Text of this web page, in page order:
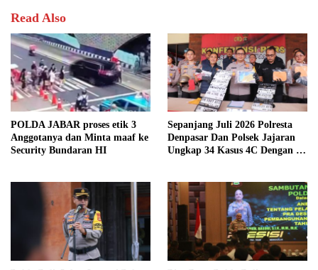
Read Also
POLDA JABAR proses etik 3
Anggotanya dan Minta maaf ke
Security Bundaran HI
Sepanjang Juli 2026 Polresta
Denpasar Dan Polsek Jajaran
Ungkap 34 Kasus 4C Dengan 42